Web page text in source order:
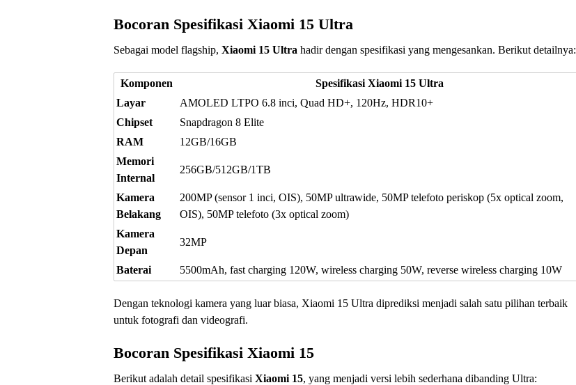
Bocoran Spesifikasi Xiaomi 15 Ultra
Sebagai model flagship, Xiaomi 15 Ultra hadir dengan spesifikasi yang mengesankan. Berikut detailnya:
Komponen
Spesifikasi Xiaomi 15 Ultra
Layar
AMOLED LTPO 6.8 inci, Quad HD+, 120Hz, HDR10+
Chipset
Snapdragon 8 Elite
RAM
12GB/16GB
Memori
Internal
256GB/512GB/1TB
Kamera
Belakang
200MP (sensor 1 inci, OIS), 50MP ultrawide, 50MP telefoto periskop (5x optical zoom,
OIS), 50MP telefoto (3x optical zoom)
Kamera
Depan
32MP
Baterai 5500mAh, fast charging 120W, wireless charging 50W, reverse wireless charging 10W
Dengan teknologi kamera yang luar biasa, Xiaomi 15 Ultra diprediksi menjadi salah satu pilihan terbaik
untuk fotografi dan videografi.
Bocoran Spesifikasi Xiaomi 15
Berikut adalah detail spesifikasi Xiaomi 15, yang menjadi versi lebih sederhana dibanding Ultra: